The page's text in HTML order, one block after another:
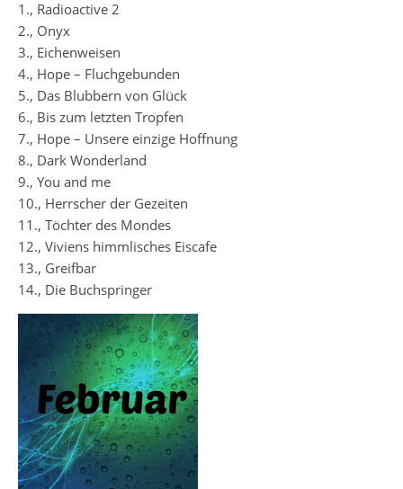
1., Radioactive 2
2., Onyx
3., Eichenweisen
4., Hope – Fluchgebunden
5., Das Blubbern von Glück
6., Bis zum letzten Tropfen
7., Hope – Unsere einzige Hoffnung
8., Dark Wonderland
9., You and me
10., Herrscher der Gezeiten
11., Töchter des Mondes
12., Viviens himmlisches Eiscafe
13., Greifbar
14., Die Buchspringer